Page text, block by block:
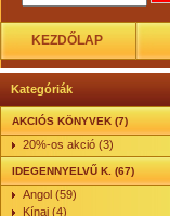
KEZDŐLAP
Kategóriák
AKCIÓS KÖNYVEK (7)
20%-os akció (3)
IDEGENNYELVŰ K. (67)
Angol (59)
Kínai (4)